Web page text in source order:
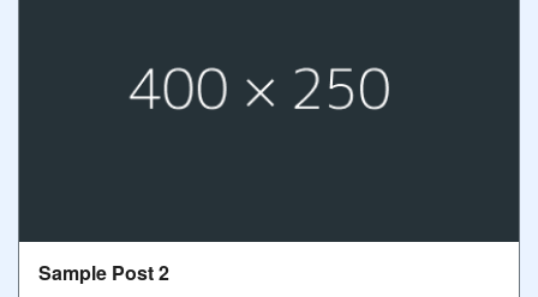
Sample Post 2